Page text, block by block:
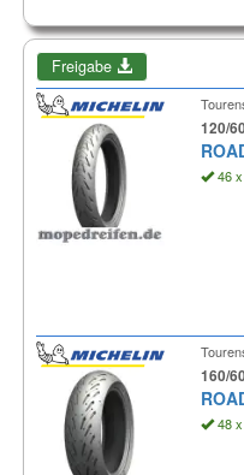
Freigabe
120/
46 x
160/
48 x